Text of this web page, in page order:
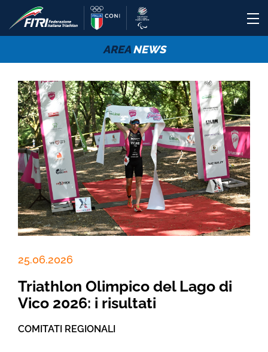
AREANEWS
25.06.2026
Triathlon Olimpico del Lago di
Vico 2026: i risultati
COMITATI REGIONALI